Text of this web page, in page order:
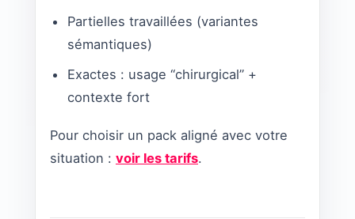
Partielles travaillées (variantes
sémantiques)
Exactes : usage “chirurgical” +
contexte fort
Pour choisir un pack aligné avec votre
situation : voir les tarifs.